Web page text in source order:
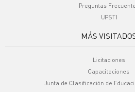
Preguntas
UPSTI
MÁS
Licitaciones
Capacitaciones
Junta de Clasificación de